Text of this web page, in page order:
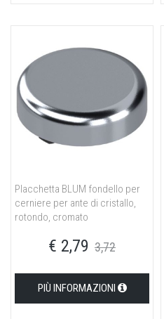
Placchetta BLUM fondello per
cerniere per ante di cristallo,
rotondo, cromato
€ 2,79 3,72
PIÙ INFORMAZIONI